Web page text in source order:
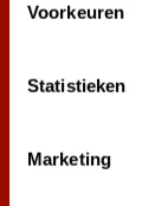
Voorkeuren
Statistieken
Marketing
aangemeld.
Word ook lid